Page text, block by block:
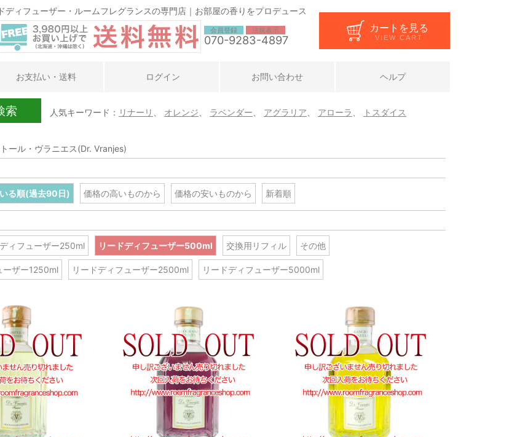
ディフューザー・ルームフレグランスの専門店｜お部屋の香りをプロデュース
会員登録 法規表示
070-9283-4897
カートを見る
VIEW CART
お支払い・送料 ログイン お問い合わせ ヘルプ
索 人気キーワード： リナーリ オレンジ ラベンダー アグラリア アローラ トスダイス
ール・ヴラニエス(Dr. Vranjes)
る順(過去90日) 価格の高いものから 価格の安いものから 新着順
ィフューザー250ml リードディフューザー500ml 交換用リフィル その他
ーザー1250ml リードディフューザー2500ml リードディフューザー5000ml